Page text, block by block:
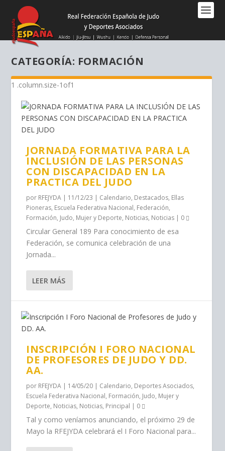
este
sitio
web
sistema
accesibilidad.
CATEGORÍA: FORMACIÓN
JORNADA FORMATIVA PARA LA
INCLUSIÓN DE LAS PERSONAS
CON DISCAPACIDAD EN LA
PRACTICA DEL JUDO
por RFEJYDA | 11/12/23 | Calendario, Destacados, Ellas
Pioneras, Escuela Federativa Nacional, Federación,
Formación, Judo, Mujer y Deporte, Noticias, Noticias | 0
Circular General 189 Para conocimiento de esa
Federación, se comunica celebración de una
Jornada...
LEER MÁS
INSCRIPCIÓN I FORO NACIONAL
DE PROFESORES DE JUDO Y DD.
AA.
por RFEJYDA | 14/05/20 | Calendario, Deportes Asociados,
Escuela Federativa Nacional, Formación, Judo, Mujer y
Deporte, Noticias, Noticias, Principal | 0
Tal y como veníamos anunciando, el próximo 29 de
Mayo la RFEJYDA celebrará el I Foro Nacional para...